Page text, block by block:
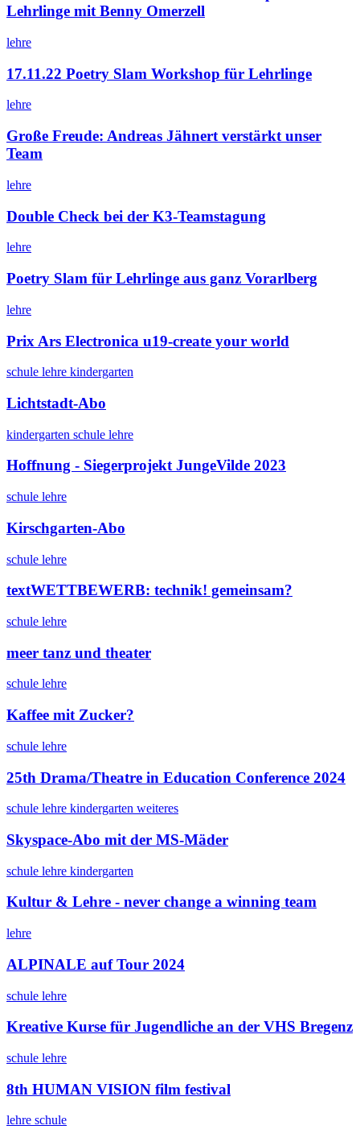
Lehrlinge mit Benny Omerzell
lehre
17.11.22 Poetry Slam Workshop für Lehrlinge
lehre
Große Freude: Andreas Jähnert verstärkt unser
Team
lehre
Double Check bei der K3-Teamstagung
lehre
Poetry Slam für Lehrlinge aus ganz Vorarlberg
lehre
Prix Ars Electronica u19-create your world
schule lehre kindergarten
Lichtstadt-Abo
kindergarten schule lehre
Hoffnung - Siegerprojekt JungeVilde 2023
schule lehre
Kirschgarten-Abo
schule lehre
textWETTBEWERB: technik! gemeinsam?
schule lehre
meer tanz und theater
schule lehre
Kaffee mit Zucker?
schule lehre
25th Drama/Theatre in Education Conference 2024
schule lehre kindergarten weiteres
Skyspace-Abo mit der MS-Mäder
schule lehre kindergarten
Kultur & Lehre - never change a winning team
lehre
ALPINALE auf Tour 2024
schule lehre
Kreative Kurse für Jugendliche an der VHS Bregenz
schule lehre
8th HUMAN VISION film festival
lehre schule